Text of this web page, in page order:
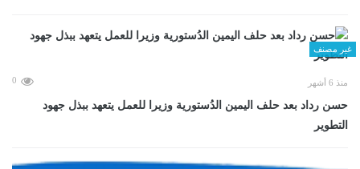
غير مصنف
منذ 6 أشهر 0
حسن رداد بعد حلف اليمين الدُستورية وزيرا للعمل يتعهد ببذل جهود
التطوير